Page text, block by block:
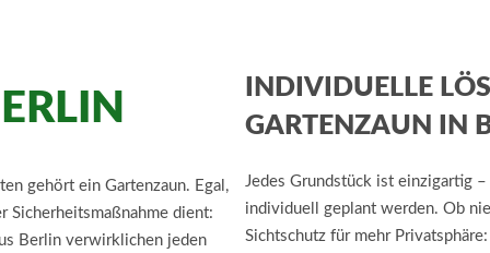
gehört ein Gartenzaun. Egal,
Sicherheitsmaßnahme dient:
Berlin verwirklichen jeden
INDIVIDUELLE
GARTENZAUN IN
Jedes Grundstück ist einzigartig
individuell geplant werden. Ob
Sichtschutz für mehr